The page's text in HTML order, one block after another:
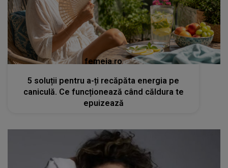
femeia.ro
5 soluții pentru a-ți recăpăta energia pe
caniculă. Ce funcționează când căldura te
epuizează